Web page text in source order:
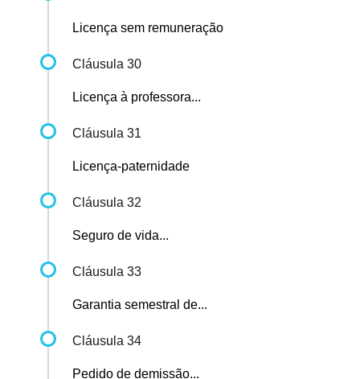
Licença sem remuneração
Cláusula 30
Licença à professora...
Cláusula 31
Licença-paternidade
Cláusula 32
Seguro de vida...
Cláusula 33
Garantia semestral de...
Cláusula 34
Pedido de demissão...